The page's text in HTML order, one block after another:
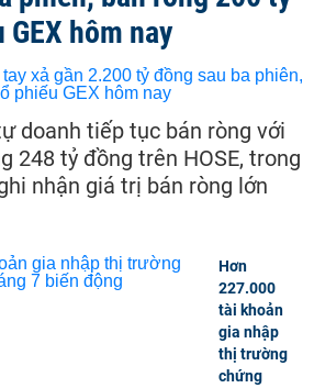
hôm nay
doanh tiếp tục bán ròng với
248 tỷ đồng trên HOSE, trong
nhận giá trị bán ròng lớn
Hơn
227.000
tài khoản
gia nhập
thị trường
chứng